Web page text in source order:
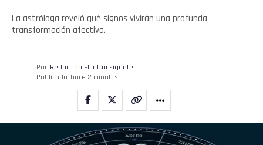
La astróloga reveló qué signos vivirán una profunda
transformación afectiva.
Por Redacción El intransigente
Publicado hace 2 minutos